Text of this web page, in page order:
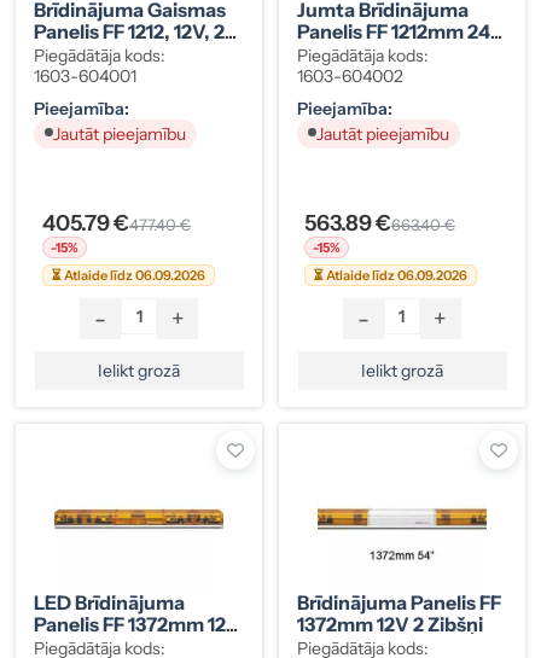
Brīdinājuma Gaismas
Panelis FF 1212, 12V, 2
Mājiņas
Piegādātāja kods:
1603-604001
Pieejamība:
Jautāt pieejamību
405.79 €477.40 €
-15%
⏳ Atlaide līdz 06.09.2026
- +
Ielikt grozā
Jumta Brīdinājuma
Panelis FF 1212mm 24V
2 Zibšņi
Piegādātāja kods:
1603-604002
Pieejamība:
Jautāt pieejamību
563.89 €663.40 €
-15%
⏳ Atlaide līdz 06.09.2026
- +
Ielikt grozā
LED Brīdinājuma
Panelis FF 1372mm 12V
Dzintara 4 Zibšņi
Piegādātāja kods:
Brīdinājuma Panelis FF
1372mm 12V 2 Zibšņi
Piegādātāja kods: